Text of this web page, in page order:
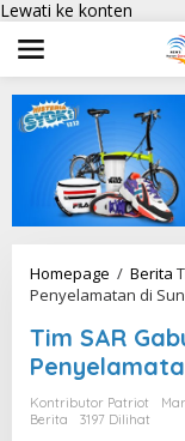
Lewati ke konten
Homepage / Berita
Penyelamatan di
Tim SAR
Kontributor Patriot
Berita
3197 Dilihat